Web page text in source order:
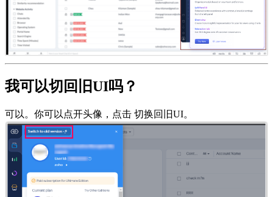
我可以切回旧UI吗？
可以。你可以点开头像，点击 切换回旧UI。